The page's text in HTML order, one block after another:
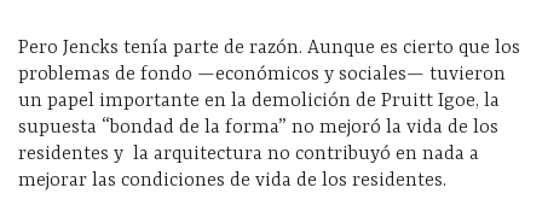
Pero Jencks tenía parte de razón. Aunque es cierto que los
problemas de fondo —económicos y sociales— tuvieron
un papel importante en la demolición de Pruitt Igoe, la
supuesta “bondad de la forma” no mejoró la vida de los
residentes y la arquitectura no contribuyó en nada a
mejorar las condiciones de vida de los residentes.